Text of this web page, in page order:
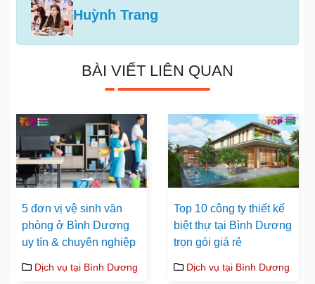
Huỳnh Trang
BÀI VIẾT LIÊN QUAN
5 đơn vị vệ sinh văn
phòng ở Bình Dương
uy tín & chuyên nghiệp
Dịch vụ tại Bình Dương
Top 10 công ty thiết kế
biệt thự tại Bình Dương
trọn gói giá rẻ
Dịch vụ tại Bình Dương